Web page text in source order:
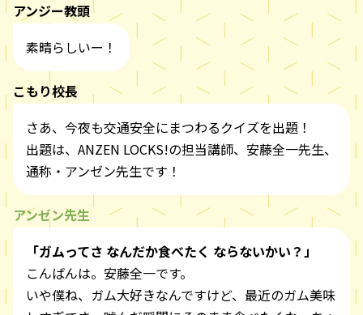
アンジー教頭
素晴らしいー！
こもり校長
さあ、今夜も交通安全にまつわるクイズを出題！
出題は、ANZEN LOCKS!の担当講師、安藤全一先生、
通称・アンゼン先生です！
アンゼン先生
「ガムってさ なんだか食べたく ならないかい？」
こんばんは。安藤全一です。
いや僕ね、ガム大好きなんですけど、最近のガム美味